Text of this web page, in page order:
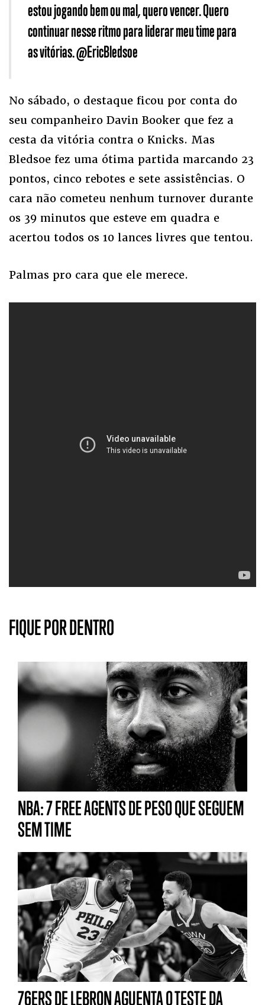
estou jogando bem ou mal, quero vencer. Quero
continuar nesse ritmo para liderar meu time para
as vitórias. @EricBledsoe
No sábado, o destaque ficou por conta do
seu companheiro Davin Booker que fez a
cesta da vitória contra o Knicks. Mas
Bledsoe fez uma ótima partida marcando 23
pontos, cinco rebotes e sete assistências. O
cara não cometeu nenhum turnover durante
os 39 minutos que esteve em quadra e
acertou todos os 10 lances livres que tentou.
Palmas pro cara que ele merece.
FIQUE POR DENTRO
NBA: 7 FREE AGENTS DE PESO QUE SEGUEM
SEM TIME
76ERS DE LEBRON AGUENTA O TESTE DA